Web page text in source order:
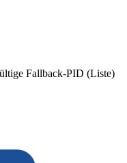
Fallback-PID (Liste)